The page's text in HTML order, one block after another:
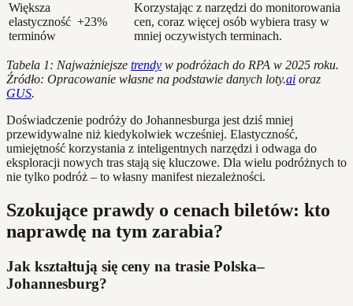
Większa
elastyczność
terminów
+23%
Korzystając z narzędzi do monitorowania
cen, coraz więcej osób wybiera trasy w
mniej oczywistych terminach.
Tabela 1: Najważniejsze trendy w podróżach do RPA w 2025 roku.
Źródło: Opracowanie własne na podstawie danych loty.ai oraz
GUS.
Doświadczenie podróży do Johannesburga jest dziś mniej
przewidywalne niż kiedykolwiek wcześniej. Elastyczność,
umiejętność korzystania z inteligentnych narzędzi i odwaga do
eksploracji nowych tras stają się kluczowe. Dla wielu podróżnych to
nie tylko podróż – to własny manifest niezależności.
Szokujące prawdy o cenach biletów: kto
naprawdę na tym zarabia?
Jak kształtują się ceny na trasie Polska–
Johannesburg?